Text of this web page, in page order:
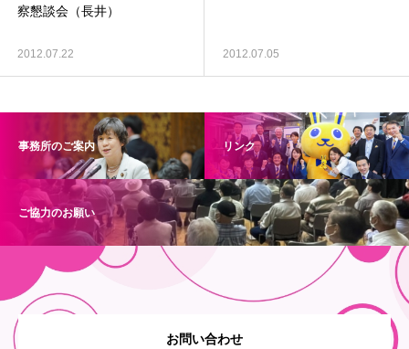
察懇談会（長井）
2012.07.22 2012.07.05
事務所のご案内 リンク
ご協力のお願い
お問い合わせ